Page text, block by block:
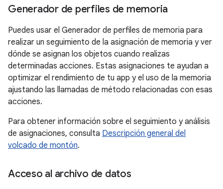
Generador de perfiles de memoria
Puedes usar el Generador de perfiles de memoria para
realizar un seguimiento de la asignación de memoria y ver
dónde se asignan los objetos cuando realizas
determinadas acciones. Estas asignaciones te ayudan a
optimizar el rendimiento de tu app y el uso de la memoria
ajustando las llamadas de método relacionadas con esas
acciones.
Para obtener información sobre el seguimiento y análisis
de asignaciones, consulta Descripción general del
volcado de montón.
Acceso al archivo de datos